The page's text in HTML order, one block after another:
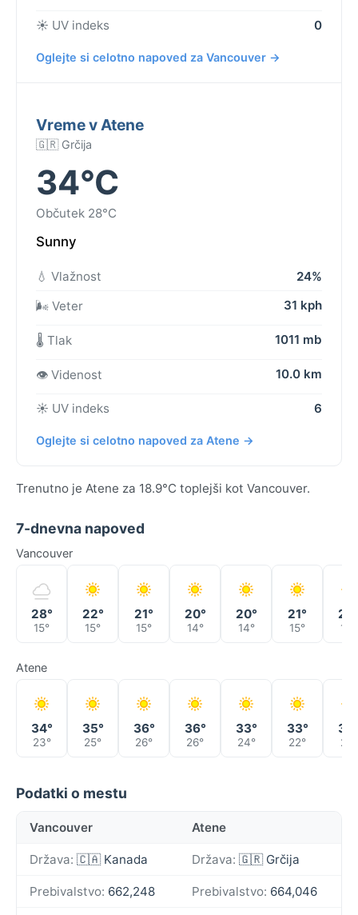
☀️ UV indeks 0
Oglejte si celotno napoved za Vancouver →
Vreme v Atene
🇬🇷 Grčija
34°C
Občutek 28°C
Sunny
💧 Vlažnost
24%
🌬️ Veter
31 kph
🌡️ Tlak 1011 mb
👁️ Videnost 10.0 km
☀️ UV indeks 6
Oglejte si celotno napoved za Atene →
Trenutno je Atene za 18.9°C toplejši kot Vancouver.
7-dnevna napoved
Vancouver
28°
15°
22°
15°
21°
15°
20°
14°
20°
14°
21°
15° 16°
Atene
34°
23°
35°
25°
36°
26°
36°
26°
33°
24°
33°
22° 21°
Podatki o mestu
Vancouver Atene
Država: 🇨🇦 Kanada Država: 🇬🇷 Grčija
Prebivalstvo: 662,248 Prebivalstvo: 664,046